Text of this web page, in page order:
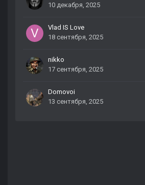
10 декабря, 2025
Vlad IS Love
18 сентября, 2025
nikko
17 сентября, 2025
Domovoi
13 сентября, 2025